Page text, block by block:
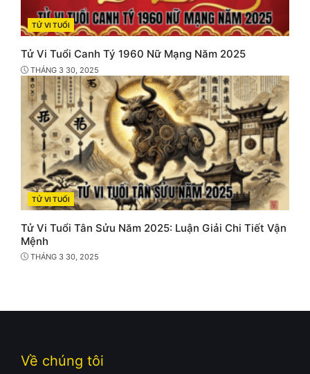
CATEGORIES
TỬ VI TUỔI
Tử Vi Tuổi Canh Tý 1960 Nữ Mạng Năm 2025
THÁNG 3 30, 2025
CATEGORIES
TỬ VI TUỔI
Tử Vi Tuổi Tân Sửu Năm 2025: Luận Giải Chi Tiết Vận
Mệnh
THÁNG 3 30, 2025
Về chúng tôi